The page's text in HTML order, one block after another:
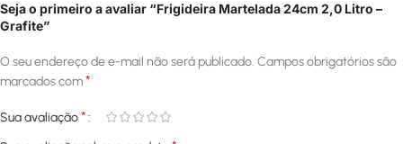
Seja o primeiro a avaliar “Frigideira Martelada 24cm 2,0 Litro –
Grafite”
O seu endereço de e-mail não será publicado. Campos obrigatórios são
marcados com*
Sua avaliação*